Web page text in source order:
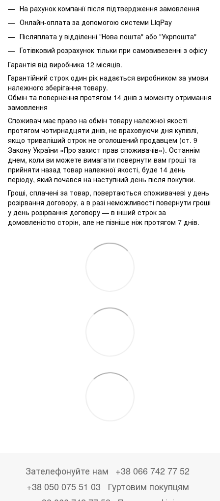
На рахунок компанії після підтвердження замовлення
Онлайн-оплата за допомогою системи LiqPay
Післяплата у відділенні "Нова пошта" або "Укрпошта"
Готівковий розрахунок тільки при самовивезенні з офісу
Гарантія від виробника 12 місяців.
Гарантійний строк один рік надається виробником за умови
належного зберігання товару.
Обмін та повернення протягом 14 днів з моменту отримання
замовлення
Споживач має право на обмін товару належної якості
протягом чотирнадцяти днів, не враховуючи дня купівлі,
якщо триваліший строк не оголошений продавцем (ст. 9
Закону України «Про захист прав споживачів»). Останнім
днем, коли ви можете вимагати повернути вам гроші та
прийняти назад товар належної якості, буде 14 день
періоду, який почався на наступний день після покупки.
Гроші, сплачені за товар, повертаються споживачеві у день
розірвання договору, а в разі неможливості повернути гроші
у день розірвання договору — в інший строк за
домовленістю сторін, але не пізніше ніж протягом 7 днів.
Зателефонуйте нам
+38 066 742 77 52
+38 050 075 51 03
Гуртовим покупцям